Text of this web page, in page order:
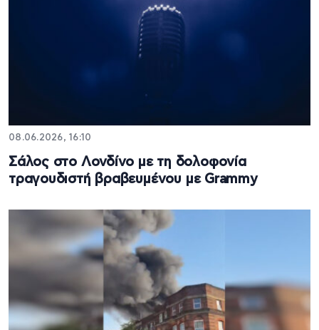
08.06.2026, 16:10
Σάλος στο Λονδίνο με τη δολοφονία
τραγουδιστή βραβευμένου με Grammy